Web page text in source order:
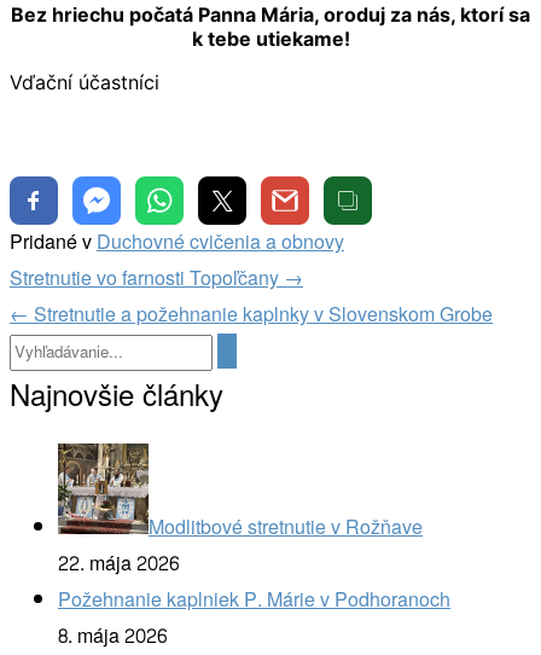
Bez hriechu počatá Panna Mária, oroduj za nás, ktorí sa
k tebe utiekame!
Vďační účastníci
Pridané vDuchovné cvičenia a obnovy
Navigácia
v
článkoch
Stretnutie vo farnosti Topoľčany→
←Stretnutie a požehnanie kaplnky v Slovenskom Grobe
Najnovšie články
Modlitbové stretnutie v Rožňave
22. mája 2026
Požehnanie kaplniek P. Márie v Podhoranoch
8. mája 2026